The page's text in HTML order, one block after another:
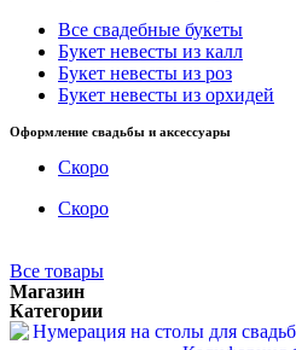
Все свадебные букеты
Букет невесты из калл
Букет невесты из роз
Букет невесты из орхидей
Оформление свадьбы и аксессуары
Скоро
Скоро
Все товары
Магазин
Категории